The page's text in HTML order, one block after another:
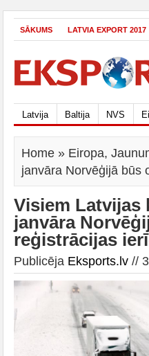
SĀKUMS LATVIA EXPORT 2017
Latvija Baltija NVS
Home » Eiropa,
janvāra Norvēģijā būs
Visiem Latvijas
janvāra
reģistrācijas
Publicēja Eksports.lv //